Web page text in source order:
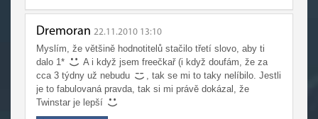
Dremoran 22.11.2010 13:10
Myslím, že většině hodnotitelů stačilo třetí slovo, aby ti
dalo 1*
A i když jsem freečkař (i když doufám, že za
cca 3 týdny už nebudu
, tak se mi to taky nelíbilo. Jestli
je to fabulovaná pravda, tak si mi právě dokázal, že
Twinstar je lepší